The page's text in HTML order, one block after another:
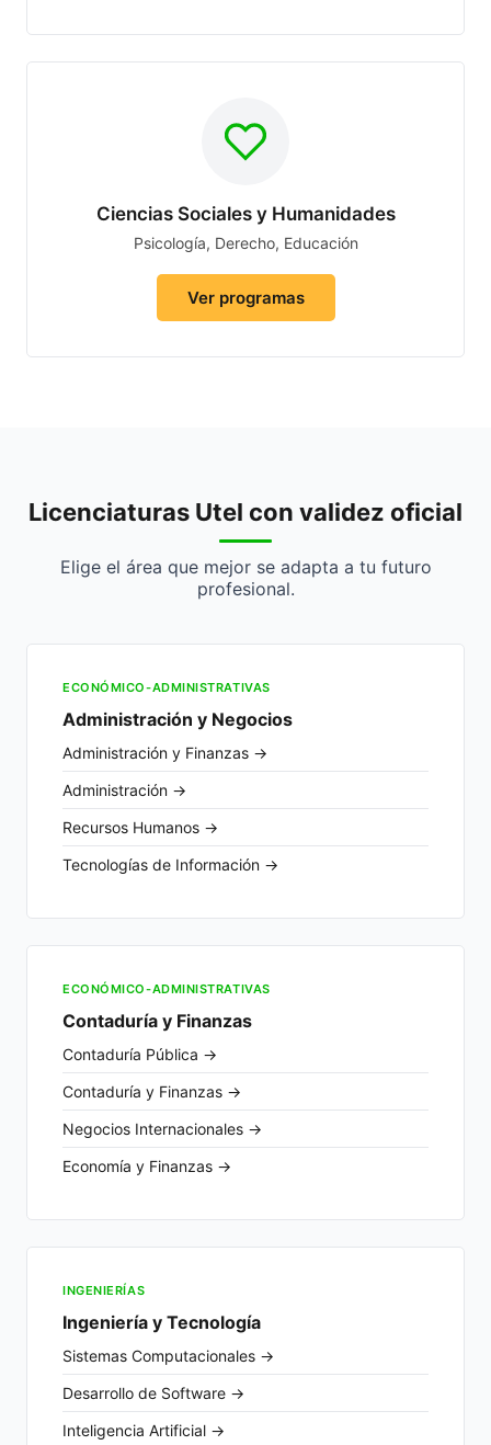
Ciencias Sociales y Humanidades
Psicología, Derecho, Educación
Ver programas
Licenciaturas Utel con validez oficial
Elige el área que mejor se adapta a tu futuro
profesional.
ECONÓMICO-ADMINISTRATIVAS
Administración y Negocios
Administración y Finanzas →
Administración →
Recursos Humanos →
Tecnologías de Información →
ECONÓMICO-ADMINISTRATIVAS
Contaduría y Finanzas
Contaduría Pública →
Contaduría y Finanzas →
Negocios Internacionales →
Economía y Finanzas →
INGENIERÍAS
Ingeniería y Tecnología
Sistemas Computacionales →
Desarrollo de Software →
Inteligencia Artificial →